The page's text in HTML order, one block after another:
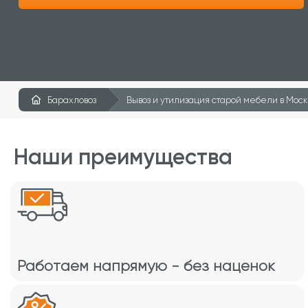
Барахловоз Вывоз и утилизация старой мебели в
Наши преимущества
Работаем напрямую - без наценок